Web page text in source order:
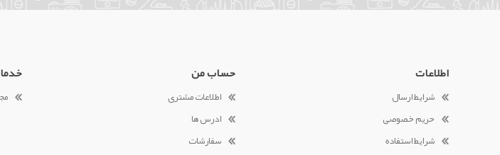
اطلاعات
شرایط ارسال
حریم خصوصی
شرایط استفاده
حساب من
اطلاعات مشتری
ادرس ها
سفارشات